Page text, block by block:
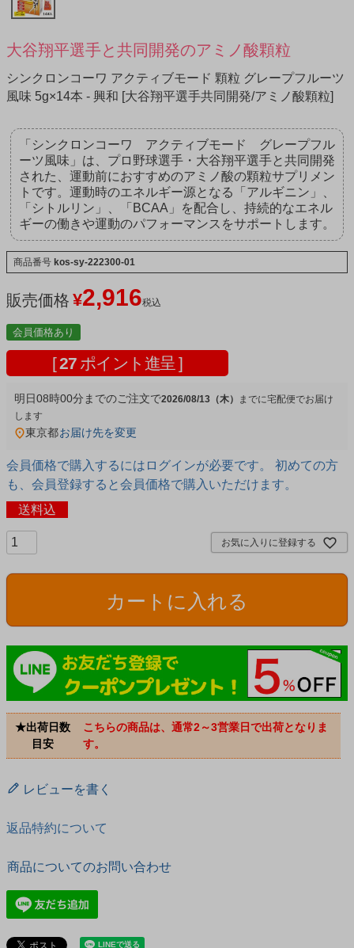
大谷翔平選手と共同開発のアミノ酸顆粒
シンクロンコーワ アクティブモード 顆粒 グレープフルーツ
風味 5g×14本 - 興和 [大谷翔平選手共同開発/アミノ酸顆粒]
「シンクロンコーワ アクティブモード グレープフル
ーツ風味」は、プロ野球選手・大谷翔平選手と共同開発
された、運動前におすすめのアミノ酸の顆粒サプリメン
トです。運動時のエネルギー源となる「アルギニン」、
「シトルリン」、「BCAA」を配合し、持続的なエネル
ギーの働きや運動のパフォーマンスをサポートします。
商品番号 kos-sy-222300-01
販売価格 ¥2,916税込
会員価格あり
[27 ポイント進呈 ]
明日08時00分 までのご注文で2026/08/13（木） 宅配便
東京都お届け先を変更
会員価格で購入するにはログインが必要です。 初めての方
も、会員登録すると会員価格で購入いただけます。
送料込
お気に入りに登録する
カートに入れる
★出荷日数
目安
こちらの商品は、通常2～3営業日で出荷となりま
す。
レビューを書く
返品特約について
商品についてのお問い合わせ